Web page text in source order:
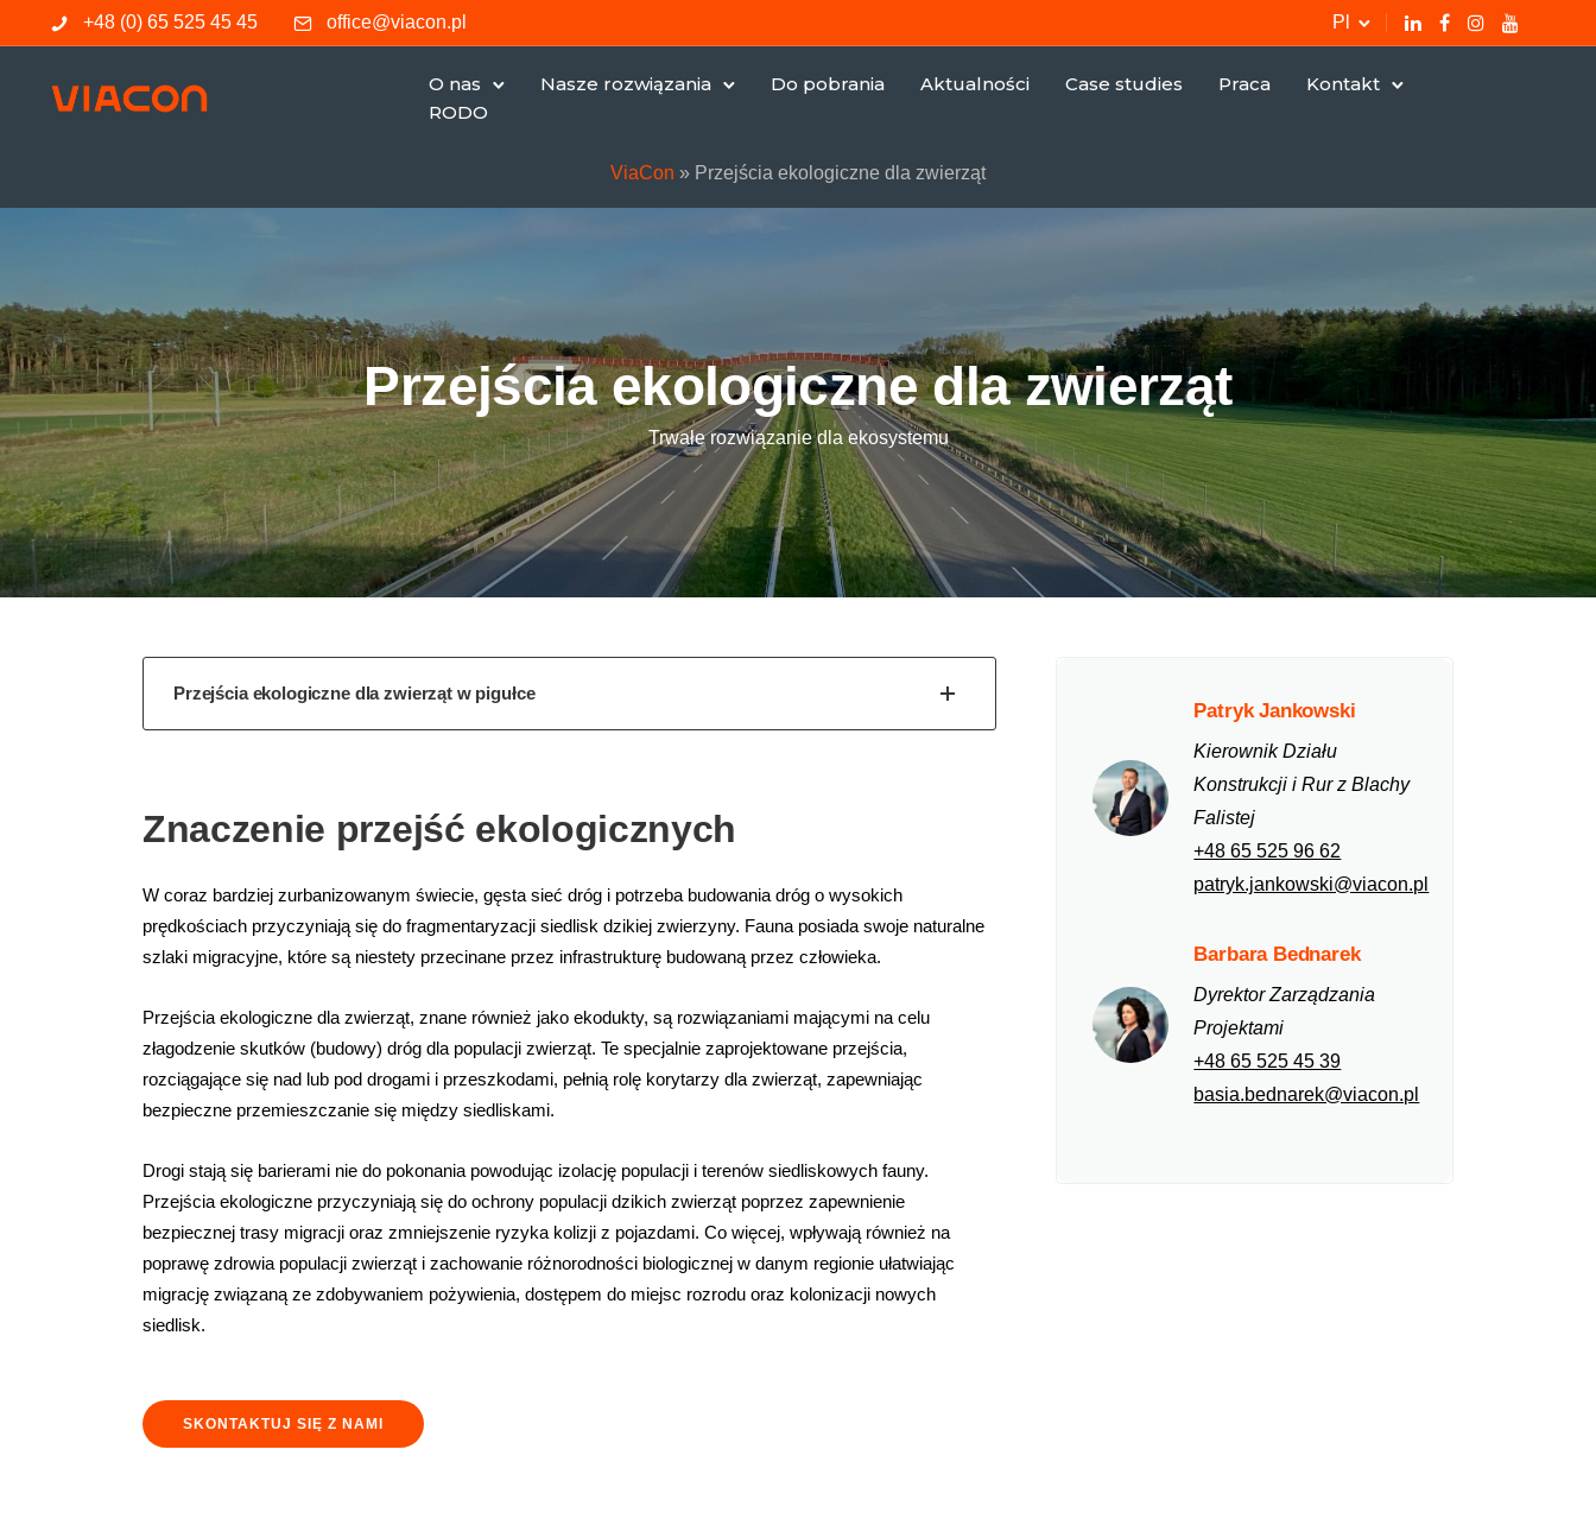
+48 (0) 65 525 45 45 office@viacon.pl Pl
O nas Nasze rozwiązania Do pobrania Aktualności Case studies Praca
Kontakt
RODO
ViaCon » Przejścia ekologiczne dla zwierząt
Przejścia ekologiczne dla zwierząt
Trwałe rozwiązanie dla ekosystemu
Przejścia ekologiczne dla zwierząt w pigułce
Znaczenie przejść ekologicznych
W coraz bardziej zurbanizowanym świecie, gęsta sieć dróg i potrzeba budowania dróg o wysokich
prędkościach przyczyniają się do fragmentaryzacji siedlisk dzikiej zwierzyny. Fauna posiada swoje naturalne
szlaki migracyjne, które są niestety przecinane przez infrastrukturę budowaną przez człowieka.
Przejścia ekologiczne dla zwierząt, znane również jako ekodukty, są rozwiązaniami mającymi na celu
złagodzenie skutków (budowy) dróg dla populacji zwierząt. Te specjalnie zaprojektowane przejścia,
rozciągające się nad lub pod drogami i przeszkodami, pełnią rolę korytarzy dla zwierząt, zapewniając
bezpieczne przemieszczanie się między siedliskami.
Drogi stają się barierami nie do pokonania powodując izolację populacji i terenów siedliskowych fauny.
Przejścia ekologiczne przyczyniają się do ochrony populacji dzikich zwierząt poprzez zapewnienie
bezpiecznej trasy migracji oraz zmniejszenie ryzyka kolizji z pojazdami. Co więcej, wpływają również na
poprawę zdrowia populacji zwierząt i zachowanie różnorodności biologicznej w danym regionie ułatwiając
migrację związaną ze zdobywaniem pożywienia, dostępem do miejsc rozrodu oraz kolonizacji nowych
siedlisk.
SKONTAKTUJ SIĘ Z NAMI
Patryk Jankowski
Kierownik Działu
Konstrukcji i Rur z Blachy
Falistej
+48 65 525 96 62
patryk.jankowski@viacon.pl
Barbara Bednarek
Dyrektor Zarządzania
Projektami
+48 65 525 45 39
basia.bednarek@viacon.pl